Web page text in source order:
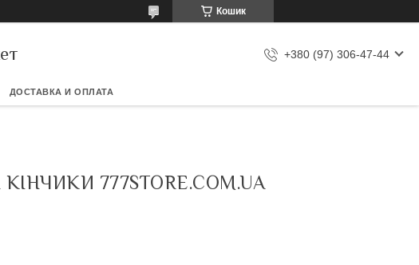
Кошик
+380 (97) 306-47-44
ДОСТАВКА И ОПЛАТА
777STORE.COM.UA